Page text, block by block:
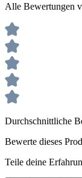
Alle Bewertungen
Durchschnittliche
Bewerte dieses
Teile deine